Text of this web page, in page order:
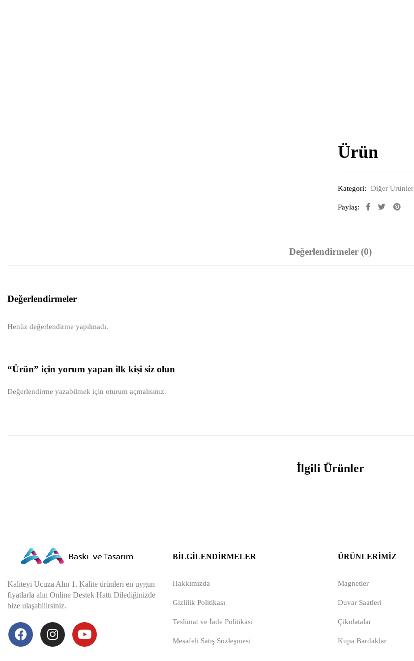
Ürün
Kategori: Diğer Ürünler
Paylaş:
Değerlendirmeler (0)
Değerlendirmeler
Henüz değerlendirme yapılmadı.
“Ürün” için yorum yapan ilk kişi siz olun
Değerlendirme yazabilmek için oturum açmalısınız.
İlgili Ürünler
Kaliteyi Ucuza Alın 1. Kalite ürünleri en uygun
fiyatlarla alın Online Destek Hattı Dilediğinizde
bize ulaşabilirsiniz.
BILGILENDIRMELER
Hakkımızda
Gizlilik Politikası
Teslimat ve İade Politikası
Mesafeli Satış Sözleşmesi
ÜRÜNLERIMIZ
Magnetler
Duvar Saatleri
Çikolatalar
Kupa Bardaklar